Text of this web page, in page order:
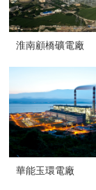
淮南顧橋礦電廠
華能玉環電廠